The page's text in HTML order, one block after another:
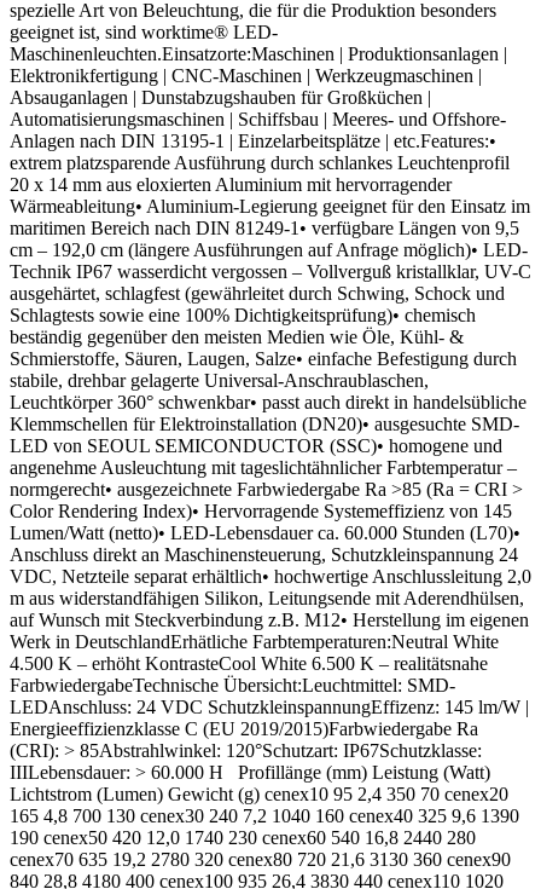
spezielle Art von Beleuchtung, die für die Produktion besonders
geeignet ist, sind worktime® LED-
Maschinenleuchten.Einsatzorte:Maschinen | Produktionsanlagen |
Elektronikfertigung | CNC-Maschinen | Werkzeugmaschinen |
Absauganlagen | Dunstabzugshauben für Großküchen |
Automatisierungsmaschinen | Schiffsbau | Meeres- und Offshore-
Anlagen nach DIN 13195-1 | Einzelarbeitsplätze | etc.Features:•
extrem platzsparende Ausführung durch schlankes Leuchtenprofil
20 x 14 mm aus eloxierten Aluminium mit hervorragender
Wärmeableitung• Aluminium-Legierung geeignet für den Einsatz im
maritimen Bereich nach DIN 81249-1• verfügbare Längen von 9,5
cm – 192,0 cm (längere Ausführungen auf Anfrage möglich)• LED-
Technik IP67 wasserdicht vergossen – Vollverguß kristallklar, UV-C
ausgehärtet, schlagfest (gewährleitet durch Schwing, Schock und
Schlagtests sowie eine 100% Dichtigkeitsprüfung)• chemisch
beständig gegenüber den meisten Medien wie Öle, Kühl- &
Schmierstoffe, Säuren, Laugen, Salze• einfache Befestigung durch
stabile, drehbar gelagerte Universal-Anschraublaschen,
Leuchtkörper 360° schwenkbar• passt auch direkt in handelsübliche
Klemmschellen für Elektroinstallation (DN20)• ausgesuchte SMD-
LED von SEOUL SEMICONDUCTOR (SSC)• homogene und
angenehme Ausleuchtung mit tageslichtähnlicher Farbtemperatur –
normgerecht• ausgezeichnete Farbwiedergabe Ra >85 (Ra = CRI >
Color Rendering Index)• Hervorragende Systemeffizienz von 145
Lumen/Watt (netto)• LED-Lebensdauer ca. 60.000 Stunden (L70)•
Anschluss direkt an Maschinensteuerung, Schutzkleinspannung 24
VDC, Netzteile separat erhältlich• hochwertige Anschlussleitung 2,0
m aus widerstandfähigen Silikon, Leitungsende mit Aderendhülsen,
auf Wunsch mit Steckverbindung z.B. M12• Herstellung im eigenen
Werk in DeutschlandErhätliche Farbtemperaturen:Neutral White
4.500 K – erhöht KontrasteCool White 6.500 K – realitätsnahe
FarbwiedergabeTechnische Übersicht:Leuchtmittel: SMD-
LEDAnschluss: 24 VDC SchutzkleinspannungEffizenz: 145 lm/W |
Energieeffizienzklasse C (EU 2019/2015)Farbwiedergabe Ra
(CRI): > 85Abstrahlwinkel: 120°Schutzart: IP67Schutzklasse:
IIILebensdauer: > 60.000 H Profillänge (mm) Leistung (Watt)
Lichtstrom (Lumen) Gewicht (g) cenex10 95 2,4 350 70 cenex20
165 4,8 700 130 cenex30 240 7,2 1040 160 cenex40 325 9,6 1390
190 cenex50 420 12,0 1740 230 cenex60 540 16,8 2440 280
cenex70 635 19,2 2780 320 cenex80 720 21,6 3130 360 cenex90
840 28,8 4180 400 cenex100 935 26,4 3830 440 cenex110 1020